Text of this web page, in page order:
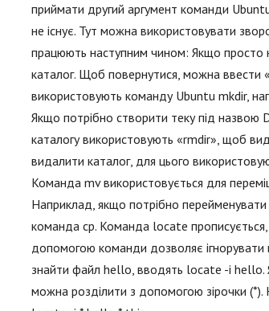
приймати другий аргумент команди
не існує. Тут можна використовувати
працюють наступним чином: Якщо просто
каталог. Щоб повернутися, можна ввести
використовують команду Ubuntu mkdir,
Якщо потрібно створити теку під
каталогу використовують «rmdir», щоб
видалити каталог, для цього
Команда mv використовується для
Наприклад, якщо потрібно
команда cp. Команда locate прописується,
допомогою команди дозволяє ігнорувати
знайти файл hello, вводять locate -i hello.
можна розділити з допомогою зірочки